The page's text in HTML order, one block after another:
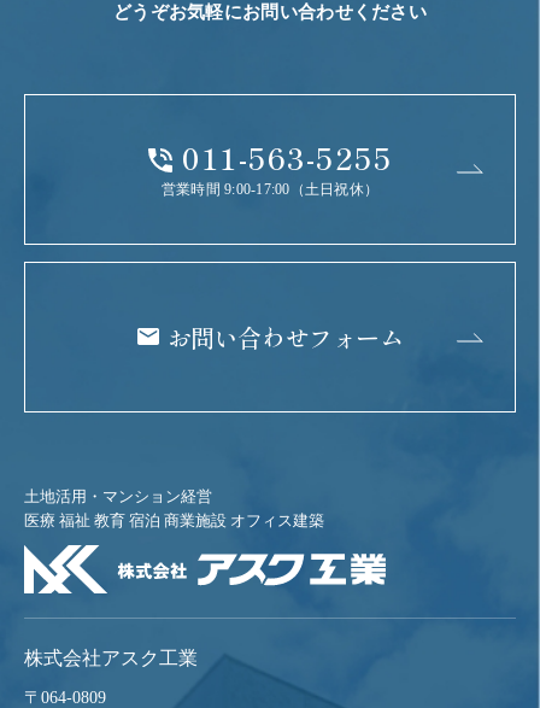
どうぞお気軽にお問い合わせください
011-563-5255
営業時間 9:00-17:00（土日祝休）
お問い合わせフォーム
土地活用・マンション経営
医療 福祉 教育 宿泊 商業施設 オフィス建築
株式会社アスク工業
〒064-0809